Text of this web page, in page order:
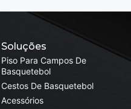
Soluções
Piso Para Campos De
Basquetebol
Cestos De Basquetebol
Acessórios